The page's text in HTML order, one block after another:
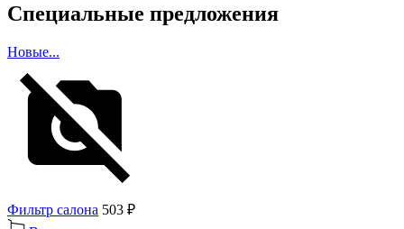
Специальные предложения
Новые...
Фильтр салона 503 ₽